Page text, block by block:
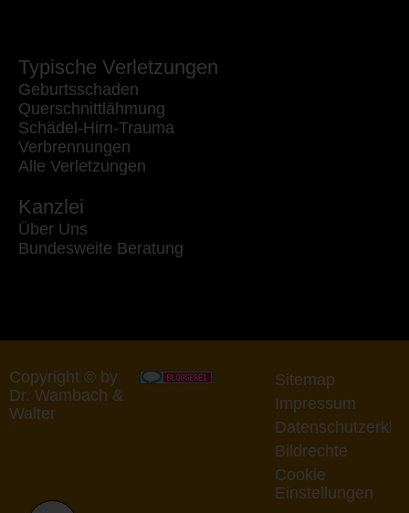
Typische Verletzungen
Geburtsschaden
Querschnittlähmung
Schädel-Hirn-Trauma
Verbrennungen
Alle Verletzungen
Kanzlei
Über Uns
Bundesweite Beratung
Copyright © by
Dr. Wambach &
Walter
Sitemap
Impressum
Bildrechte
Cookie
Einstellungen